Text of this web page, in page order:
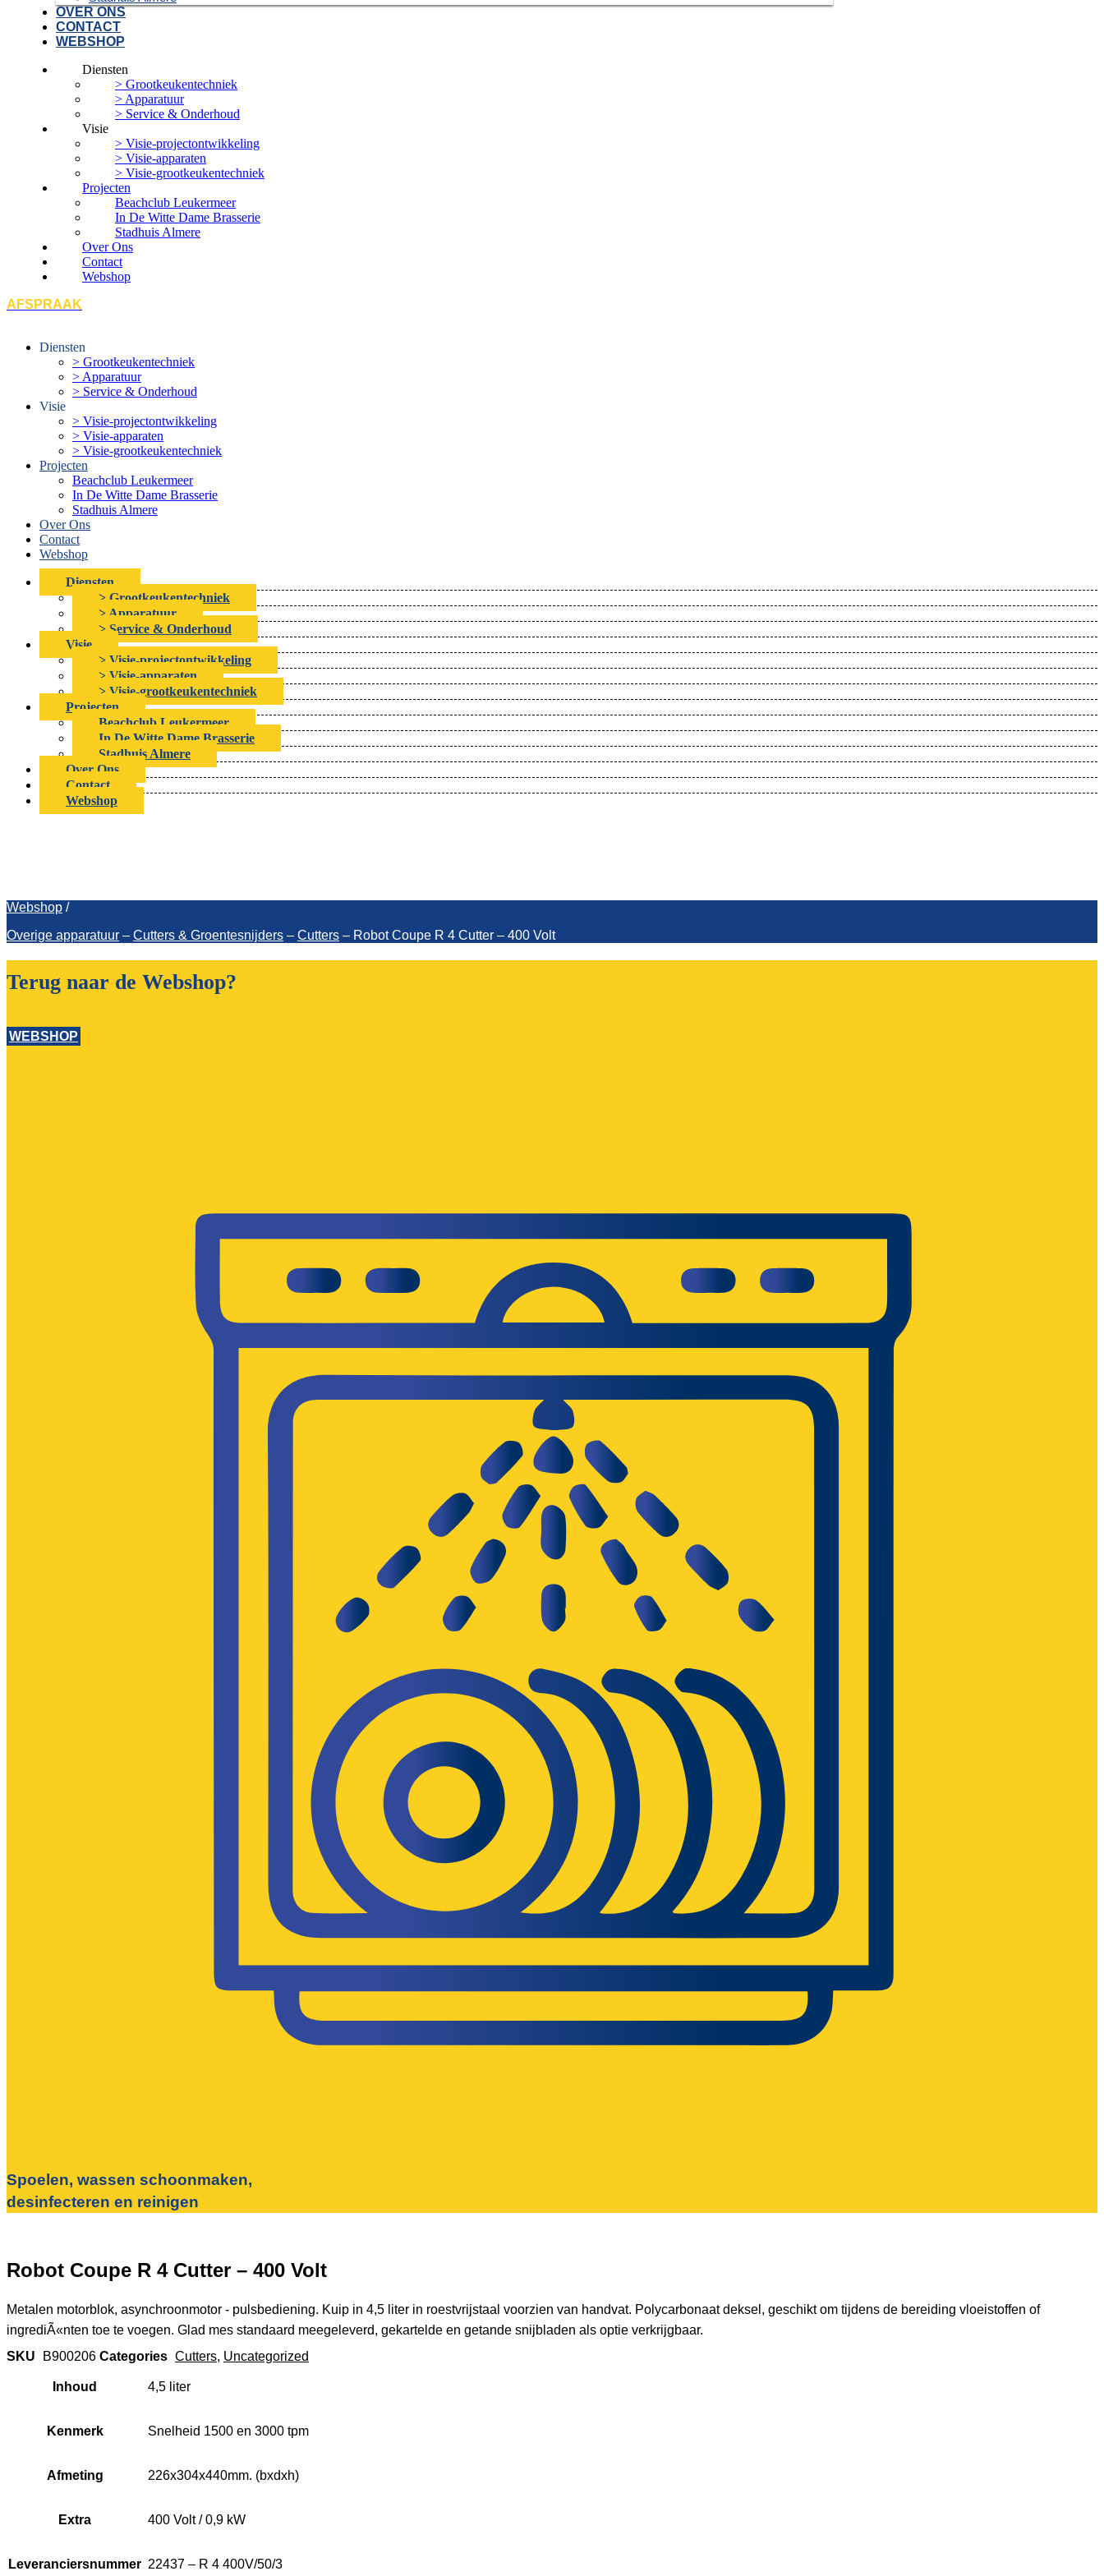
OVER ONS
CONTACT
WEBSHOP
Diensten
> Grootkeukentechniek
> Apparatuur
> Service & Onderhoud
Visie
> Visie-projectontwikkeling
> Visie-apparaten
> Visie-grootkeukentechniek
Projecten
Beachclub Leukermeer
In De Witte Dame Brasserie
Stadhuis Almere
Over Ons
Contact
Webshop
AFSPRAAK
Diensten
> Grootkeukentechniek
> Apparatuur
> Service & Onderhoud
Visie
> Visie-projectontwikkeling
> Visie-apparaten
> Visie-grootkeukentechniek
Projecten
Beachclub Leukermeer
In De Witte Dame Brasserie
Stadhuis Almere
Over Ons
Contact
Webshop
Diensten
> Grootkeukentechniek
> Apparatuur
> Service & Onderhoud
Visie
> Visie-projectontwikkeling
> Visie-apparaten
> Visie-grootkeukentechniek
Projecten
Beachclub Leukermeer
In De Witte Dame Brasserie
Stadhuis Almere
Over Ons
Contact
Webshop
Webshop /
Overige apparatuur – Cutters & Groentesnijders – Cutters – Robot Coupe R 4 Cutter – 400 Volt
Terug naar de Webshop?
WEBSHOP
Spoelen, wassen schoonmaken,
desinfecteren en reinigen
Robot Coupe R 4 Cutter – 400 Volt
Metalen motorblok, asynchroonmotor - pulsbediening. Kuip in 4,5 liter in roestvrijstaal voorzien van handvat. Polycarbonaat deksel, geschikt om tijdens de bereiding vloeistoffen of
ingrediÃ«nten toe te voegen. Glad mes standaard meegeleverd, gekartelde en getande snijbladen als optie verkrijgbaar.
SKU
B900206 Categories Cutters, Uncategorized
Inhoud 4,5 liter
Kenmerk Snelheid 1500 en 3000 tpm
Afmeting 226x304x440mm. (bxdxh)
Extra 400 Volt / 0,9 kW
Leveranciersnummer 22437 – R 4 400V/50/3